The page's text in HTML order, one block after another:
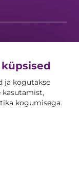
ja kogutakse
kasutamist,
kogumisega.